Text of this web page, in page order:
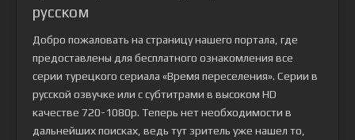
русском
Добро пожаловать на страницу нашего портала, где
предоставлены для бесплатного ознакомления все
серии турецкого сериала «Время переселения». Серии в
русской озвучке или с субтитрами в высоком HD
качестве 720-1080p. Теперь нет необходимости в
дальнейших поисках, ведь тут зритель уже нашел то,